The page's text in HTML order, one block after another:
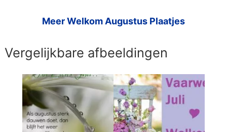
Meer Welkom Augustus Plaatjes
Vergelijkbare afbeeldingen